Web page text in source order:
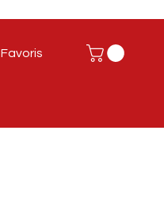
Favoris